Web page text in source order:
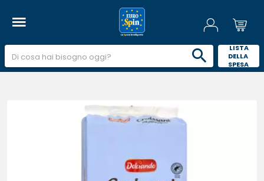
LISTA
DELLA
SPESA